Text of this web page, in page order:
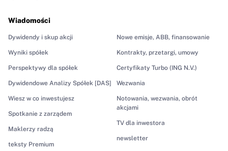
Wiadomości
Dywidendy i skup akcji
Wyniki spółek
Perspektywy dla spółek
Dywidendowe Analizy Spółek [DAS]
Wiesz w co inwestujesz
Spotkanie z zarządem
Maklerzy radzą
teksty Premium
Nowe emisje, ABB, finansowanie
Kontrakty, przetargi, umowy
Certyfikaty Turbo (ING N.V.)
Wezwania
Notowania, wezwania, obrót
akcjami
TV dla inwestora
newsletter